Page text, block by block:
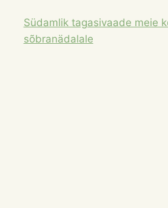
Südamlik tagasivaade meie
sõbranädalale